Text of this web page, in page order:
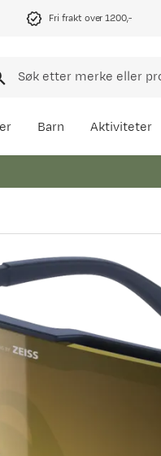
Fri frakt over 1200,-
Barn Aktiviteter